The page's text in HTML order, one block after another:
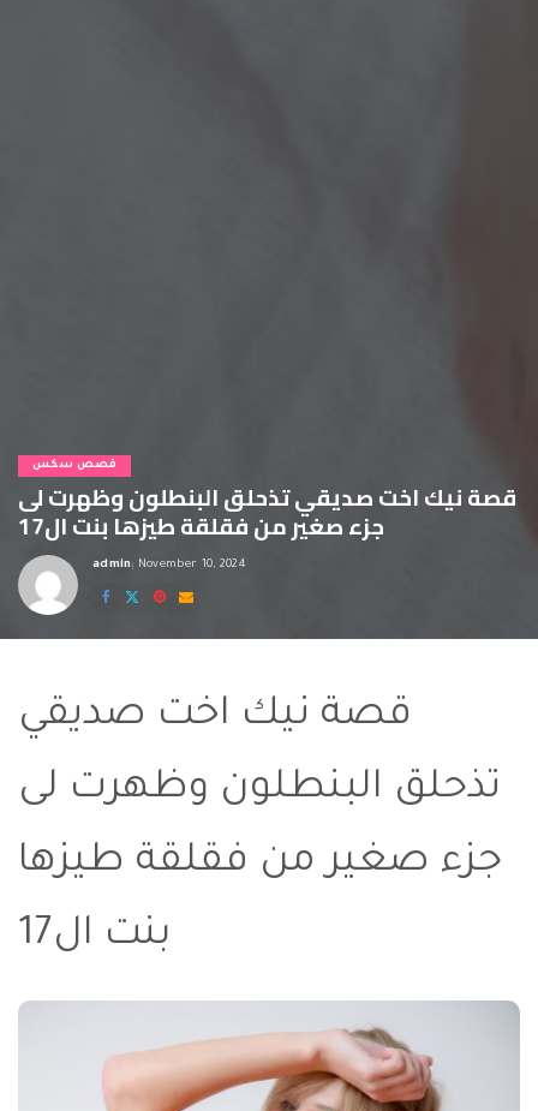
قصص سكس
قصة نيك اخت صديقي تذحلق البنطلون وظهرت لى
جزء صغير من فقلقة طيزها بنت ال17
Posted
by
admin November 10, 2024
قصة نيك اخت صديقي
تذحلق البنطلون وظهرت لى
جزء صغير من فقلقة طيزها
بنت ال17